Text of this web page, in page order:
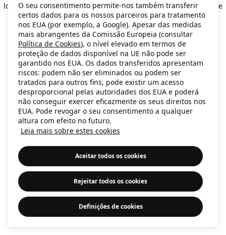
loadingsecondhand.ikea.com (see the browser console for more
information).
O seu consentimento permite-nos também transferir
certos dados para os nossos parceiros para tratamento
nos EUA (por exemplo, a Google). Apesar das medidas
mais abrangentes da Comissão Europeia (consultar
Política de Cookies), o nível elevado em termos de
proteção de dados disponível na UE não pode ser
garantido nos EUA. Os dados transferidos apresentam
riscos: podem não ser eliminados ou podem ser
tratados para outros fins, pode existir um acesso
desproporcional pelas autoridades dos EUA e poderá
não conseguir exercer eficazmente os seus direitos nos
EUA. Pode revogar o seu consentimento a qualquer
altura com efeito no futuro.
Leia mais sobre estes cookies
Aceitar todos os cookies
Rejeitar todos os cookies
Definições de cookies